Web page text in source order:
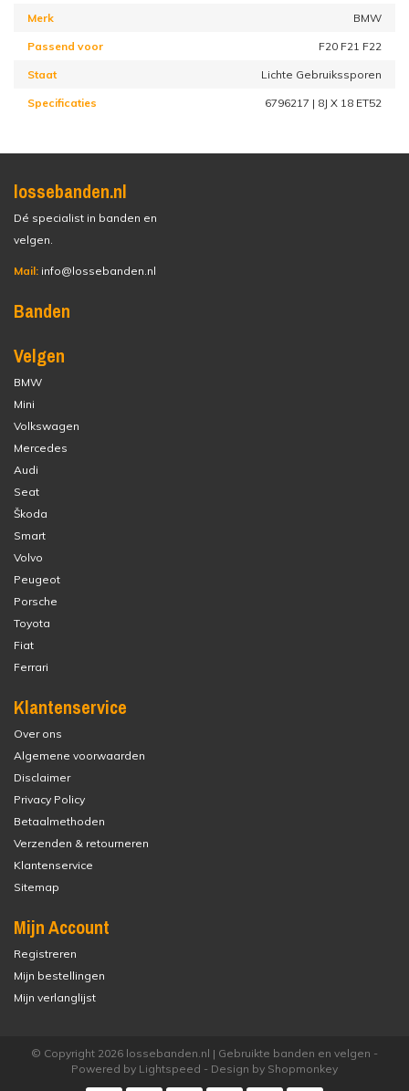
Merk BMW
Passend voor F20 F21 F22
Staat Lichte Gebruikssporen
Specificaties 6796217 | 8J X 18 ET52
lossebanden.nl
Dé specialist in banden en
velgen.
Mail: info@lossebanden.nl
Banden
Velgen
BMW
Mini
Volkswagen
Mercedes
Audi
Seat
Škoda
Smart
Volvo
Peugeot
Porsche
Toyota
Fiat
Ferrari
Klantenservice
Over ons
Algemene voorwaarden
Disclaimer
Privacy Policy
Betaalmethoden
Verzenden & retourneren
Klantenservice
Sitemap
Mijn Account
Registreren
Mijn bestellingen
Mijn verlanglijst
© Copyright 2026 lossebanden.nl | Gebruikte banden en velgen -
Powered by Lightspeed - Design by Shopmonkey